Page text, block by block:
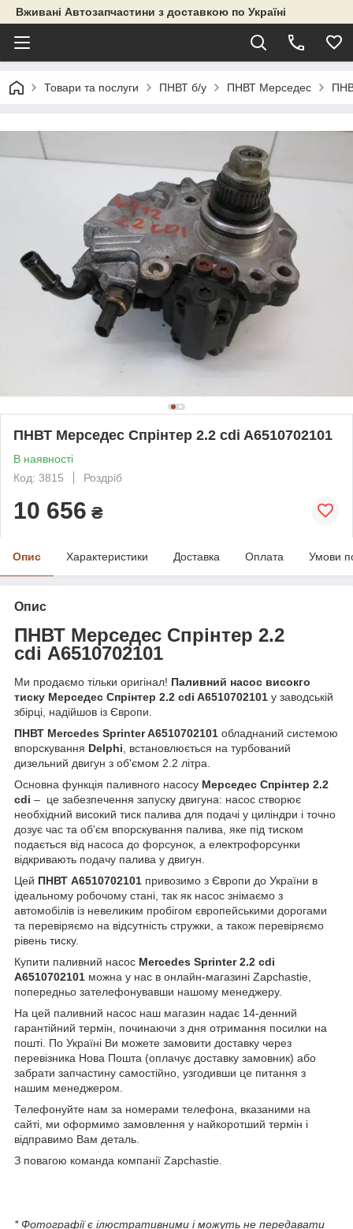
Вживані Автозапчастини з доставкою по Україні
Товари та послуги ПНВТ б/у ПНВТ Мерседес
ПНВТ Мерседес Спрінтер 2.2 cdi A6510702101
В наявності
Код: 3815
Роздріб
10 656 ₴
Опис Характеристики Доставка Оплата Умови
Опис
ПНВТ Мерседес Спрінтер 2.2
cdi A6510702101
Ми продаємо тільки оригінал! Паливний насос високго
тиску Мерседес Спрінтер 2.2 cdi A6510702101 у заводській
збірці, надійшов із Європи.
ПНВТ Mercedes Sprinter A6510702101 обладнаний системою
впорскування Delphi, встановлюється на турбований
дизельний двигун з об'ємом 2.2 літра.
Основна функція паливного насосу Мерседес Спрінтер 2.2
cdi – це забезпечення запуску двигуна: насос створює
необхідний високий тиск палива для подачі у циліндри і точно
дозує час та об'єм впорскування палива, яке під тиском
подається від насоса до форсунок, а електрофорсунки
відкривають подачу палива у двигун.
Цей ПНВТ A6510702101 привозимо з Європи до України в
ідеальному робочому стані, так як насос знімаємо з
автомобілів із невеликим пробігом європейськими дорогами
та перевіряємо на відсутність стружки, а також перевіряємо
рівень тиску.
Купити паливний насос Mercedes Sprinter 2.2 cdi
A6510702101 можна у нас в онлайн-магазині Zapchastie,
попередньо зателефонувавши нашому менеджеру.
На цей паливний насос наш магазин надає 14-денний
гарантійний термін, починаючи з дня отримання посилки на
пошті. По Україні Ви можете замовити доставку через
перевізника Нова Пошта (оплачує доставку замовник) або
забрати запчастину самостійно, узгодивши це питання з
нашим менеджером.
Телефонуйте нам за номерами телефона, вказаними на
сайті, ми оформимо замовлення у найкоротший термін і
відправимо Вам деталь.
З повагою команда компанії Zapchastie.
* Фотографії є ілюстративними і можуть не передавати